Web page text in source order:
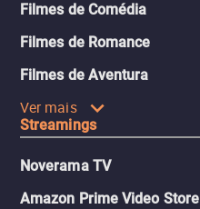
Filmes de Comédia
Filmes de Romance
Filmes de Aventura
Ver mais
Streamings
Noverama TV
Amazon Prime Video Store